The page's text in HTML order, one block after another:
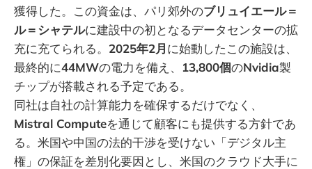
獲得した。この資金は、パリ郊外のブリュイエール＝
ル＝シャテルに建設中の初となるデータセンターの拡
充に充てられる。 2025年2月に始動したこの施設は、
最終的に44MWの電力を備え、 13,800個のNvidia製
チップが搭載される予定である。
同社は自社の計算能力を確保するだけでなく、
Mistral Computeを通じて顧客にも提供する方針であ
る。米国や中国の法的干渉を受けない「デジタル主
権」の保証を差別化要因とし、米国のクラウド大手に